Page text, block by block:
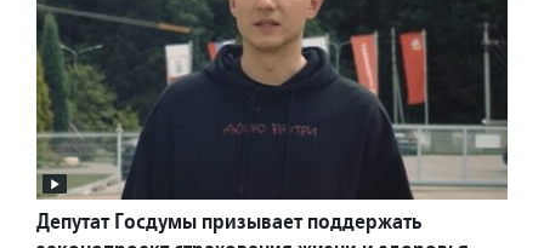
Депутат Госдумы призывает поддержать